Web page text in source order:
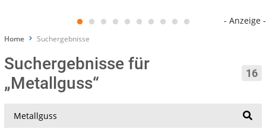
- Anzeige -
Home Suchergebnisse
Suchergebnisse für
„Metallguss“
16